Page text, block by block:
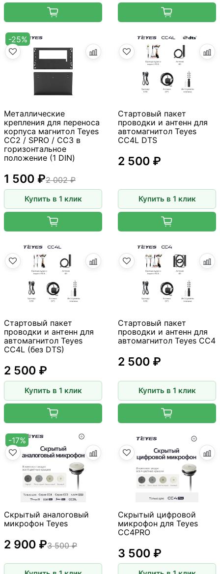
-25%
Металлические
крепления для переноса
корпуса магнитол Teyes
CC2 / SPRO / CC3 в
горизонтальное
положение (1 DIN)
2 002 ₽
1 500 ₽
Купить в 1 клик
Стартовый пакет
проводки и антенн для
автомагнитол Teyes
CC4L DTS
2 500 ₽
Купить в 1 клик
Стартовый пакет
проводки и антенн для
автомагнитол Teyes
CC4L (без DTS)
2 500 ₽
Купить в 1 клик
Стартовый пакет
проводки и антенн для
автомагнитол Teyes CC4
2 500 ₽
Купить в 1 клик
-17%
Скрытый аналоговый
микрофон Teyes
3 500 ₽
2 900 ₽
Скрытый цифровой
микрофон для Teyes
CC4PRO
3 500 ₽